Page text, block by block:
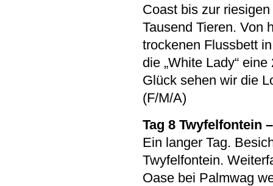
Coast bis zur
Tausend Tieren. Von
trockenen Flussbett
die „White Lady“
Glück sehen wir die
(F/M/A)
Tag 8 Twyfelfontein
Ein langer Tag.
Twyfelfontein.
Oase bei Palmwag